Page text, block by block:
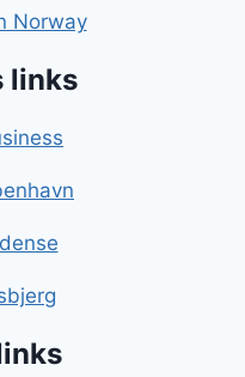
Norway
links